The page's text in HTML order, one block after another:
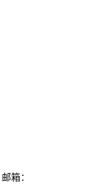
邮箱：